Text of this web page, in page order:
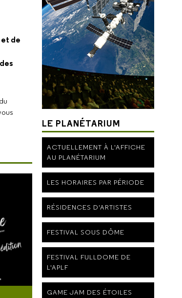
de
LE PLANÉTARIUM
ACTUELLEMENT À L'AFFICHE
AU PLANÉTARIUM
LES HORAIRES PAR PÉRIODE
RÉSIDENCES D'ARTISTES
FESTIVAL SOUS DÔME
FESTIVAL FULLDOME DE
L'APLF
GAME JAM DES ÉTOILES